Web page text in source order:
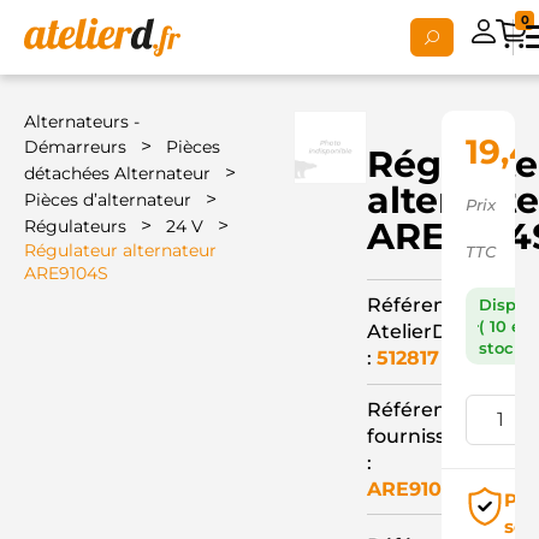
0
Alternateurs -
Démarreurs
>
Pièces
détachées Alternateur
>
Pièces d’alternateur >
Régulateurs > 24 V >
Régulateur alternateur
ARE9104S
Référence
AtelierD
:512817
Référence
fournisseur
:
ARE9104S
Prix
TTC
( 10 en
stock )